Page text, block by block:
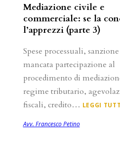
Mediazione civile e
commerciale: se la
l’apprezzi (parte 3)
Spese processuali,
mancata partecipazione al
procedimento di
regime tributario,
fiscali, credito… LEGGI
Avv. Francesco Petino